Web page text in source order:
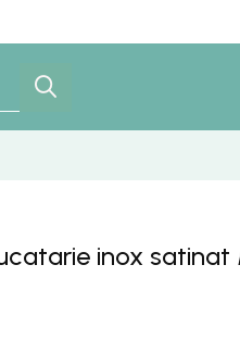
inox satinat